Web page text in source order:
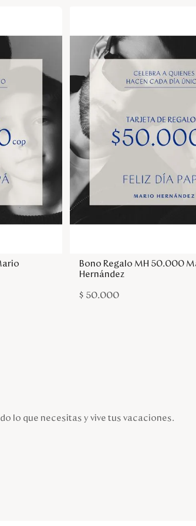
Bono Regalo MH 50.000
Hernández
$ 50.000
lo que necesitas y vive tus vacaciones.